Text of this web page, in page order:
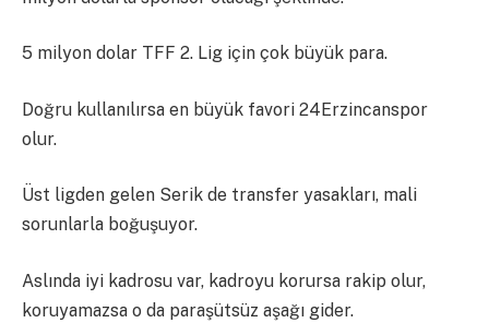
5 milyon dolar TFF 2. Lig için çok büyük para.
Doğru kullanılırsa en büyük favori 24Erzincanspor
olur.
Üst ligden gelen Serik de transfer yasakları, mali
sorunlarla boğuşuyor.
Aslında iyi kadrosu var, kadroyu korursa rakip olur,
koruyamazsa o da paraşütsüz aşağı gider.